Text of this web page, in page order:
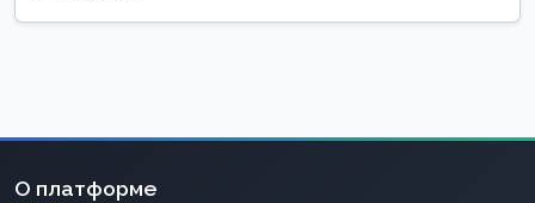
О платформе